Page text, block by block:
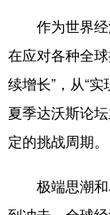
作为世界经
在应对各种全
续增长”，从“实
夏季达沃斯论
定的挑战周期。
极端思潮和